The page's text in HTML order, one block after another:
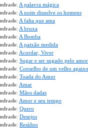
: A palavra mágica
: A noite dissolve os homens
: A falta que ama
: A bruxa
: A Bomba
: A paixão medida
: Acordar, Viver
: Sugar e ser sugado pelo amor
: Conselho de um velho
: Toada do Amor
: Amar
: Mãos dadas
: Amor e seu tempo
: Quero
: Desejos
: Resíduo